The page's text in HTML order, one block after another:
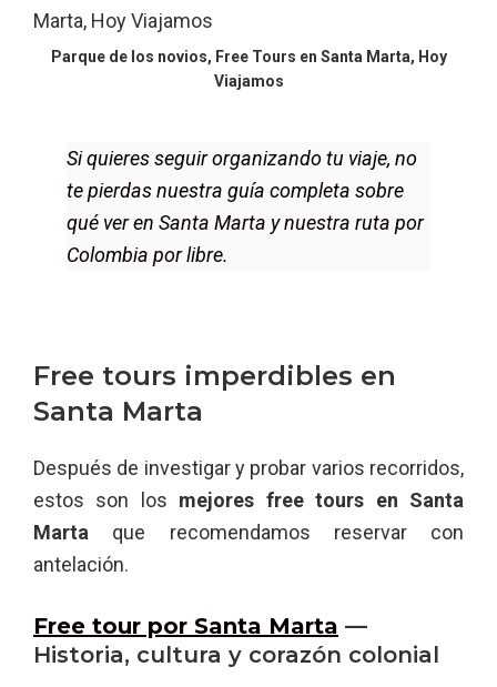
Parque de los novios, Free Tours en Santa Marta, Hoy
Viajamos
Si quieres seguir organizando tu viaje, no
te pierdas nuestra guía completa sobre
qué ver en Santa Marta y nuestra ruta por
Colombia por libre.
Free tours imperdibles en
Santa Marta
Después de investigar y probar varios recorridos,
estos son los mejores free tours en Santa
Marta que recomendamos reservar con
antelación.
Free tour por Santa Marta —
Historia, cultura y corazón colonial